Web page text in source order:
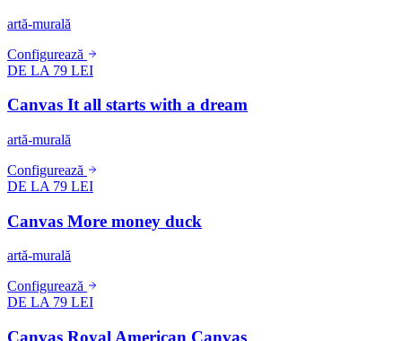
artă-murală
Configurează
DE LA 79 LEI
Canvas It all starts with a dream
artă-murală
Configurează
DE LA 79 LEI
Canvas More money duck
artă-murală
Configurează
DE LA 79 LEI
Canvas Royal American Canvas